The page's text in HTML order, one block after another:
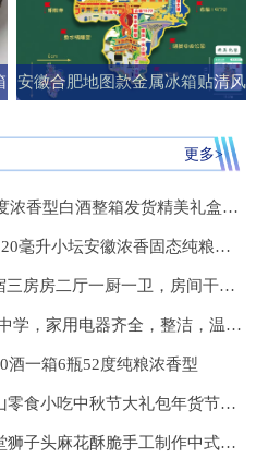
安徽合肥地图款金属冰箱贴清风
更多>
安徽古井镇原浆酒42度52度浓香型白酒整箱发货精美礼盒纯粮食白酒
迎驾贡酒精品小迎驾45度220毫升小坛安徽浓香固态纯粮酒整箱12瓶
山海黎乡294·高档优质民宿三房房二厅一厨一卫，房间干净整洁，可短住，可长租
怡家民宿·怡家民宿，衡安中学，家用电器齐全，整洁，温馨，可短租，月租
酒一箱6瓶52度纯粮浓香型
安徽特产大全礼盒合肥黄山零食小吃中秋节大礼包年货节送伴手礼品
安徽合肥特产老字号公和堂狮子头麻花酥脆手工制作中式糕点伴手礼